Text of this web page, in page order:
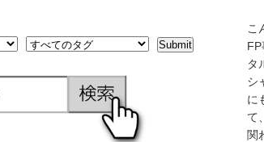
こ
タ
シ
に
て
関